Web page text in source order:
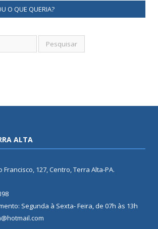
O QUE QUERIA?
ALTA
127, Centro, Terra Alta-PA.
Segunda à Sexta- Feira, de 07h às 13h